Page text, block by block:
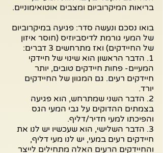
בריאות המיקרוביום ומצבים אוטואימוניים.
בואו נסכם ונעשה סדר: פגיעה במיקרוביום
של המעי גורמת לדיסביוזיס (חוסר איזון
של החיידקים) ואז מתרחשים 3 דברים:
1. הדבר הראשון הוא שינוי של חיידקי
המעיים- פחות חיידקים טובים, יותר
חיידקים רעים. גם המגוון של החיידקים
יורד.
2. הדבר השני שמתרחש, הוא פגיעה
בצמתים ההדוקים על גבי המעי הגס
והפיכתו למעי חדיר/דליף.
3. הדבר השלישי, הוא שעכשיו יש לנו את
חיידקים רעים במעי, יש לנו מעי דליף,
והחיידקים הרעים האלה מתחילים לייצר